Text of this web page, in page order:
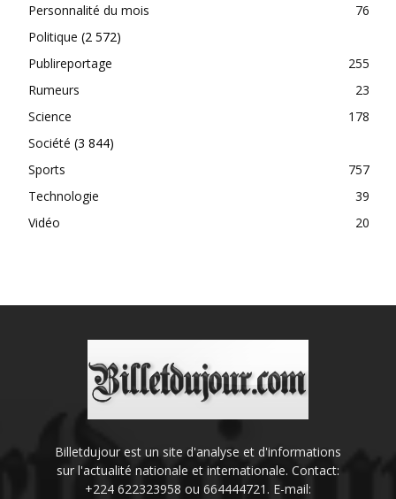
Personnalité du mois
76
Politique (2 572)
Publireportage
255
Rumeurs
23
Science
178
Société (3 844)
Sports
757
Technologie
39
Vidéo
20
Billetdujour est un site d'analyse et d'informations
sur l'actualité nationale et internationale. Contact:
+224 622323958 ou 664444721. E-mail: